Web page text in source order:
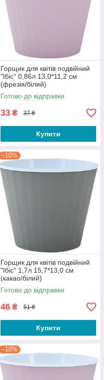
Горщик для квітів подвійний
"Ібіс" 0,86л 13,0*11,2 см
(фрезія/білий)
Готово до відправки
33 ₴ 37 ₴
Купити
–10%
Горщик для квітів подвійний
"Ібіс" 1,7л 15,7*13,0 см
(какао/білий)
Готово до відправки
46 ₴ 51 ₴
Купити
–10%